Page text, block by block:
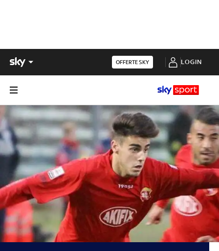
OFFERTE SKY LOGIN